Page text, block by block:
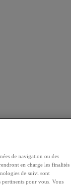
de navigation ou des
en charge les finalités
de suivi sont
pertinents pour vous. Vous